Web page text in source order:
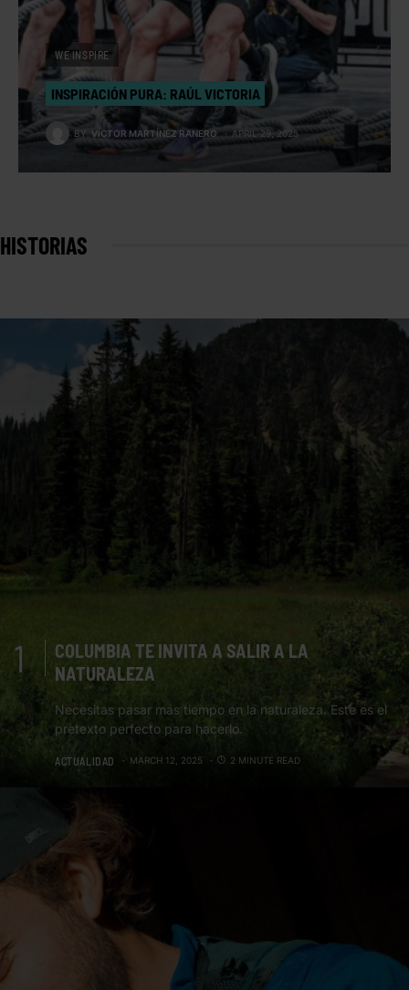
WE INSPIRE
INSPIRACIÓN PURA: RAÚL VICTORIA
BY VÍCTOR MARTÍNEZ RANERO APRIL 29, 2025
HISTORIAS
COLUMBIA TE INVITA A SALIR A LA
NATURALEZA
Necesitas pasar más tiempo en la naturaleza. Este es el
pretexto perfecto para hacerlo.
ACTUALIDAD MARCH 12, 2025 2 MINUTE READ